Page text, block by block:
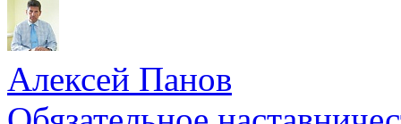
Алексей Панов